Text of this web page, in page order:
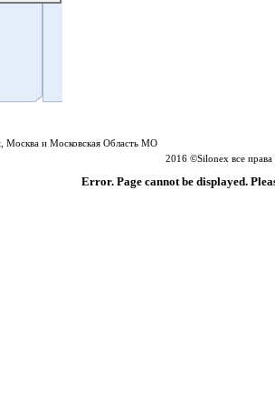
Москва и Московская Область МО
2016 ©Silonex все
Error. Page cannot be displayed.